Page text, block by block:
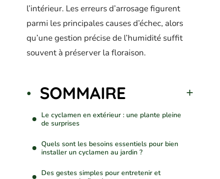
l’intérieur. Les erreurs d’arrosage figurent
parmi les principales causes d’échec, alors
qu’une gestion précise de l’humidité suffit
souvent à préserver la floraison.
SOMMAIRE
Le cyclamen en extérieur : une plante pleine
de surprises
Quels sont les besoins essentiels pour bien
installer un cyclamen au jardin ?
Des gestes simples pour entretenir et